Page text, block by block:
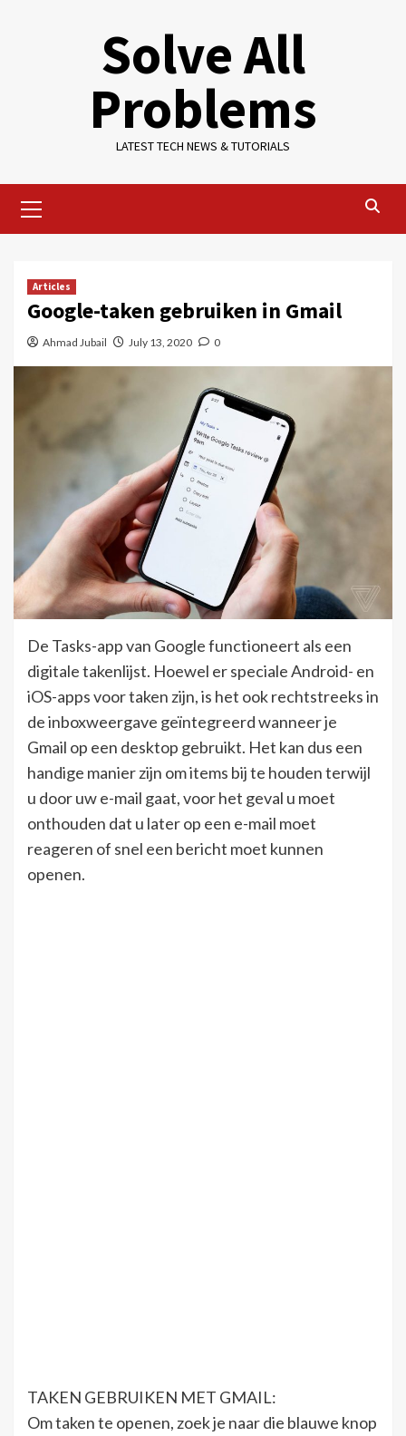
Solve All
Problems
LATEST TECH NEWS & TUTORIALS
Menu
Articles
Google-taken gebruiken in Gmail
Ahmad Jubail July 13, 2020 0
De Tasks-app van Google functioneert als een
digitale takenlijst. Hoewel er speciale Android- en
iOS-apps voor taken zijn, is het ook rechtstreeks in
de inboxweergave geïntegreerd wanneer je
Gmail op een desktop gebruikt. Het kan dus een
handige manier zijn om items bij te houden terwijl
u door uw e-mail gaat, voor het geval u moet
onthouden dat u later op een e-mail moet
reageren of snel een bericht moet kunnen
openen.
TAKEN GEBRUIKEN MET GMAIL:
Om taken te openen, zoek je naar die blauwe knop